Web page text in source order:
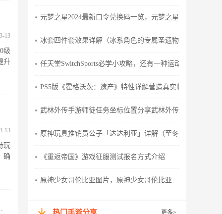
13
级
升
13
玩
确
世界军团再临哈提
元梦之星2024最新口令兑换码一览，元梦之星2020上架的
冰套四件套效果详解（冰系角色的专属圣遗物），原神冰
任天堂SwitchSports必学小攻略，还有一种运动偷偷藏在游
PS5版《霍格沃茨：遗产》特性详解营造真实临场感，ps5
武林外传手游师徒任务坐标位置分享武林外传手游师徒任
原神玩具推销员公子「达达利亚」详解（至冬国女皇的利刃
《重返帝国》游戏征服测试报名方式介绍
原神少女哥伦比亚图片，原神少女哥伦比亚